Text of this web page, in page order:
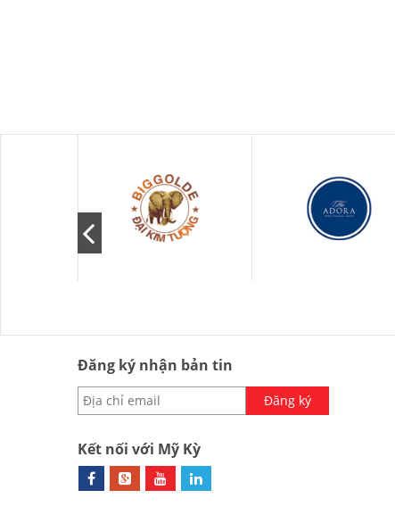
Đăng ký nhận bản tin
Đăng ký
Kết nối với Mỹ Kỳ